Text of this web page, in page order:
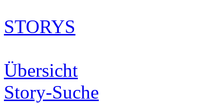
STORYS
Übersicht
Story-Suche